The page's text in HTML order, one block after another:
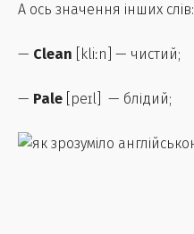
А ось значення інших слів:
— Clean [kliːn] — чистий;
— Pale [peɪl] — блідий;